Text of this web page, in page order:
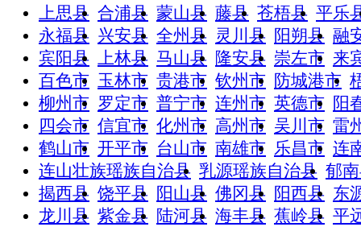
上思县 合浦县 蒙山县 藤县 苍梧县 平乐
永福县 兴安县 全州县 灵川县 阳朔县 融
宾阳县
上林县 马山县 隆安县 崇左市 来
百色市 玉林市 贵港市 钦州市 防城港市
柳州市 罗定市 普宁市 连州市 英德市 阳
四会市 信宜市 化州市 高州市 吴川市 雷
鹤山市 开平市 台山市 南雄市 乐昌市 连
连山壮族瑶族自治县 乳源瑶族自治县 郁
揭西县 饶平县 阳山县 佛冈县 阳西县 东
龙川县 紫金县 陆河县 海丰县 蕉岭县 平